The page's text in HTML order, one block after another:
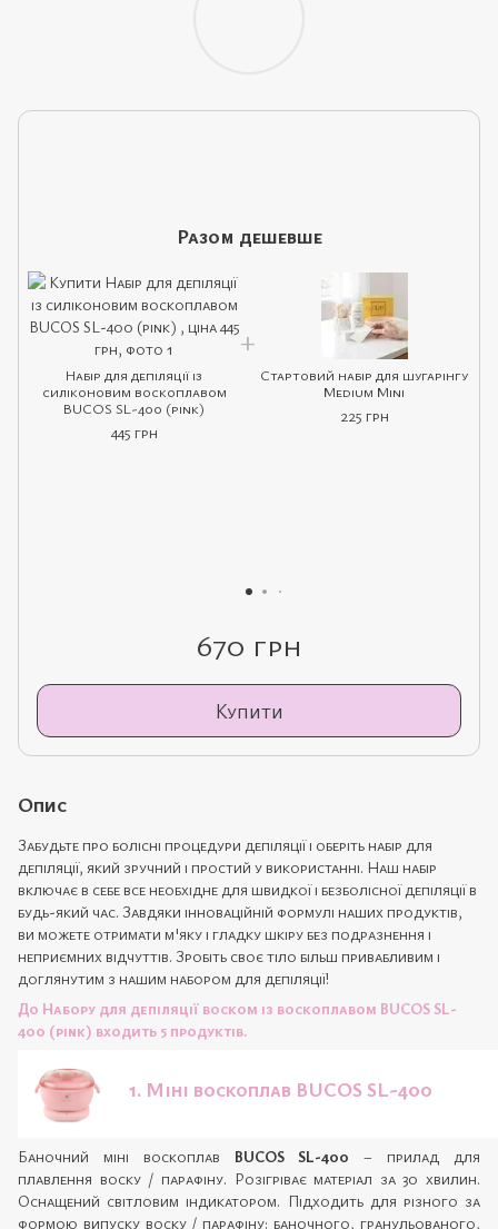
Разом дешевше
Набір для депіляції із
силіконовим воскоплавом
BUCOS SL-400 (pink)
445 грн
Стартовий набір для шугарінгу
Medium Mini
225 грн
670 грн
Купити
Опис
Забудьте про болісні процедури депіляції і оберіть набір для
депіляції, який зручний і простий у використанні. Наш набір
включає в себе все необхідне для швидкої і безболісної депіляції в
будь-який час. Завдяки інноваційній формулі наших продуктів,
ви можете отримати м'яку і гладку шкіру без подразнення і
неприємних відчуттів. Зробіть своє тіло більш привабливим і
доглянутим з нашим набором для депіляції!
До Набору для депіляції воском із воскоплавом BUCOS SL-
400 (pink) входить 5 продуктів.
1. Міні воскоплав BUCOS SL-400
Баночний міні воскоплав BUCOS SL-400 – прилад для
плавлення воску / парафіну. Розігріває матеріал за 30 хвилин.
Оснащений світловим індикатором. Підходить для різного за
формою випуску воску / парафіну: баночного, гранульованого,